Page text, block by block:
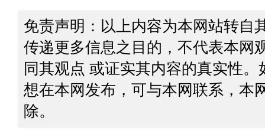
免责声明：以上内容为本网站转自
传递更多信息之目的，不代表本网
同其观点 或证实其内容的真实性
想在本网发布，可与本网联系，本
除。